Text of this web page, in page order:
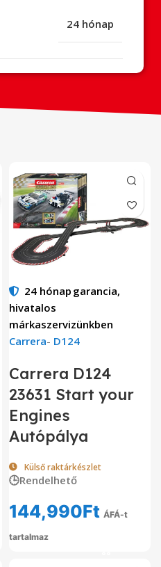
24 hónap
24 hónap garancia,
hivatalos
márkaszervizünkben
Carrera- D124
Carrera D124
23631 Start your
Engines
Autópálya
Külső raktárkészlet
🕒Rendelhető
144,990Ft ÁFÁ-t
tartalmaz